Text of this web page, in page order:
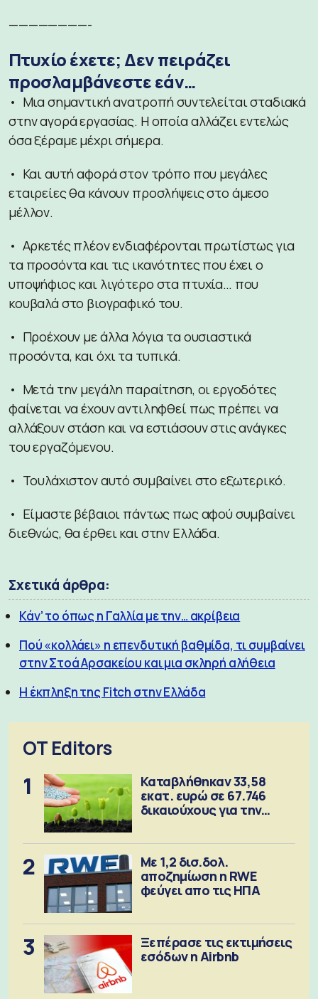
————————-
Πτυχίο έχετε; Δεν πειράζει
προσλαμβάνεστε εάν…
• Μια σημαντική ανατροπή συντελείται σταδιακά
στην αγορά εργασίας. Η οποία αλλάζει εντελώς
όσα ξέραμε μέχρι σήμερα.
• Και αυτή αφορά στον τρόπο που μεγάλες
εταιρείες θα κάνουν προσλήψεις στο άμεσο
μέλλον.
• Αρκετές πλέον ενδιαφέρονται πρωτίστως για
τα προσόντα και τις ικανότητες που έχει ο
υποψήφιος και λιγότερο στα πτυχία… που
κουβαλά στο βιογραφικό του.
• Προέχουν με άλλα λόγια τα ουσιαστικά
προσόντα, και όχι τα τυπικά.
• Μετά την μεγάλη παραίτηση, οι εργοδότες
φαίνεται να έχουν αντιληφθεί πως πρέπει να
αλλάξουν στάση και να εστιάσουν στις ανάγκες
του εργαζόμενου.
• Τουλάχιστον αυτό συμβαίνει στο εξωτερικό.
• Είμαστε βέβαιοι πάντως πως αφού συμβαίνει
διεθνώς, θα έρθει και στην Ελλάδα.
Σχετικά άρθρα:
Κάν’ το όπως η Γαλλία με την… ακρίβεια
Πού «κολλάει» η επενδυτική βαθμίδα, τι συμβαίνει
στην Στοά Αρσακείου και μια σκληρή αλήθεια
Η έκπληξη της Fitch στην Ελλάδα
OT Editors
1
Καταβλήθηκαν 33,58
εκατ. ευρώ σε 67.746
δικαιούχους για την
2
Με 1,2 δισ.δολ.
αποζημίωση η RWE
φεύγει απο τις ΗΠΑ
3
Ξεπέρασε τις εκτιμήσεις
εσόδων η Airbnb